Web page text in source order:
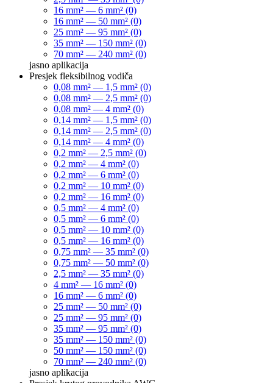
16 mm² — 6 mm² (0)
16 mm² — 50 mm² (0)
25 mm² — 95 mm² (0)
35 mm² — 150 mm² (0)
70 mm² — 240 mm² (0)
jasno aplikacija
Presjek fleksibilnog vodiča
0,08 mm² — 1,5 mm² (0)
0,08 mm² — 2,5 mm² (0)
0,08 mm² — 4 mm² (0)
0,14 mm² — 1,5 mm² (0)
0,14 mm² — 2,5 mm² (0)
0,14 mm² — 4 mm² (0)
0,2 mm² — 2,5 mm² (0)
0,2 mm² — 4 mm² (0)
0,2 mm² — 6 mm² (0)
0,2 mm² — 10 mm² (0)
0,2 mm² — 16 mm² (0)
0,5 mm² — 4 mm² (0)
0,5 mm² — 6 mm² (0)
0,5 mm² — 10 mm² (0)
0,5 mm² — 16 mm² (0)
0,75 mm² — 35 mm² (0)
0,75 mm² — 50 mm² (0)
2,5 mm² — 35 mm² (0)
4 mm² — 16 mm² (0)
16 mm² — 6 mm² (0)
25 mm² — 50 mm² (0)
25 mm² — 95 mm² (0)
35 mm² — 95 mm² (0)
35 mm² — 150 mm² (0)
50 mm² — 150 mm² (0)
70 mm² — 240 mm² (0)
jasno aplikacija